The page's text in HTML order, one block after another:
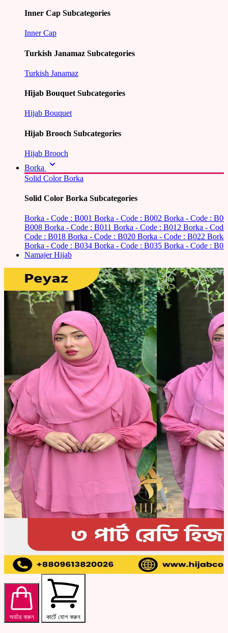
Inner Cap Subcategories
Inner Cap
Turkish Janamaz Subcategories
Turkish Janamaz
Hijab Bouquet Subcategories
Hijab Bouquet
Hijab Brooch Subcategories
Hijab Brooch
Borka
Solid Color Borka
Solid Color Borka Subcategories
Borka - Code : B001 Borka - Code : B002 Borka - Code :
B008 Borka - Code : B011 Borka - Code : B012 Borka -
Code : B018 Borka - Code : B020 Borka - Code : B022
Borka - Code : B034 Borka - Code : B035 Borka - Code :
Namajer Hijab
অর্ডার করুন কার্টে যোগ করুন